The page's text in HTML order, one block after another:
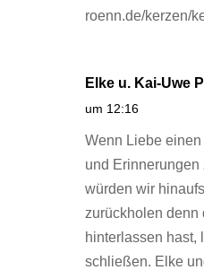
Elke u. Kai-Uwe
um 12:16
Wenn Liebe
und Erinnerungen
würden wir
zurückholen denn
hinterlassen hast,
schließen. Elke